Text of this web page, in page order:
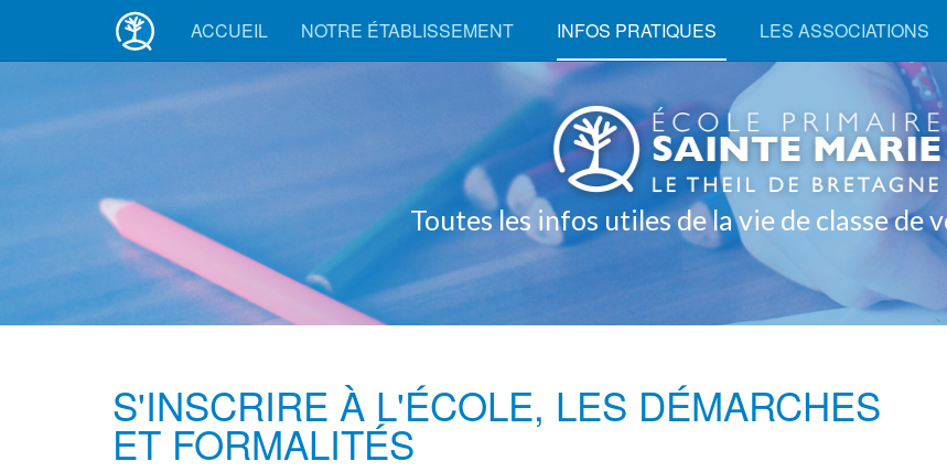
ACCUEIL NOTRE ÉTABLISSEMENT INFOS PRATIQUES LES ASSOCIATIONS
Toutes les infos utiles de la vie de classe de vos
S'INSCRIRE À L'ÉCOLE, LES DÉMARCHES
ET FORMALITÉS